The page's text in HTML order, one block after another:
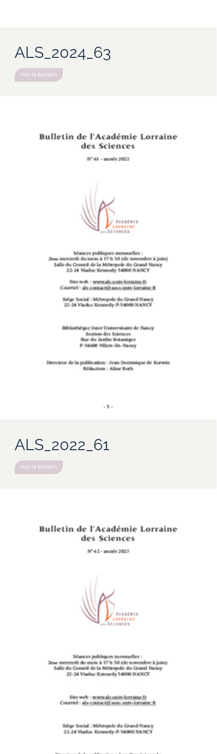
ALS_2024_63
Voir le bulletin
ALS_2022_61
Voir le bulletin